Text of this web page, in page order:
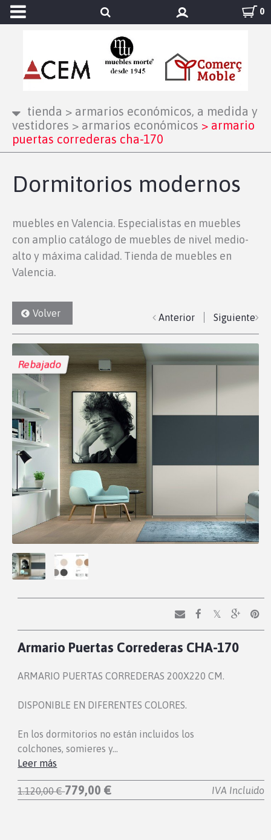
0
tienda > armarios económicos, a medida y
vestidores > armarios económicos > armario
puertas correderas cha-170
Dormitorios modernos
muebles en Valencia. Especialistas en muebles
con amplio catálogo de muebles de nivel medio-
alto y máxima calidad. Tienda de muebles en
Valencia.
Volver Anterior Siguiente
Rebajado
Armario Puertas Correderas CHA-170
ARMARIO PUERTAS CORREDERAS 200X220 CM.
DISPONIBLE EN DIFERENTES COLORES.
En los dormitorios no están incluidos los
colchones, somieres y…
Leer más
1.120,00 €779,00 € IVA Incluido